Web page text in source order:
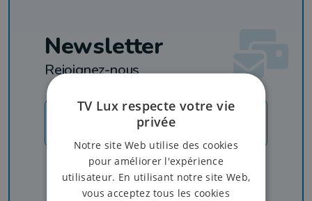
Newsletter
Rejoignez-nous
JE M'INSCRIS
Recevez nos newsletters pour ne rien manquer
de l'info, du sport et de nos émissions
TV Lux respecte votre vie
privée
Notre site Web utilise des cookies
pour améliorer l'expérience
utilisateur. En utilisant notre site Web,
vous acceptez tous les cookies